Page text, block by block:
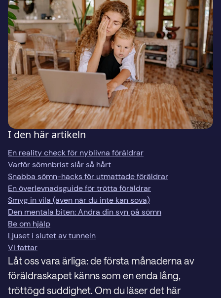
LADDA NED PÅ Hämta i
I den här artikeln
En reality check för nyblivna föräldrar
Varför sömnbrist slår så hårt
Snabba sömn-hacks för utmattade föräldrar
En överlevnadsguide för trötta föräldrar
Smyg in vila (även när du inte kan sova)
Den mentala biten: Ändra din syn på sömn
Be om hjälp
Ljuset i slutet av tunneln
Vi fattar
Låt oss vara ärliga: de första månaderna av
föräldraskapet känns som en enda lång,
tröttögd suddighet. Om du läser det här